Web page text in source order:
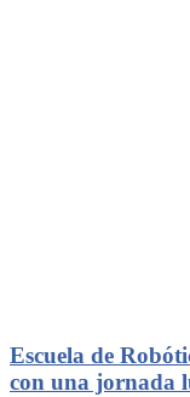
Escuela de
con una jornada